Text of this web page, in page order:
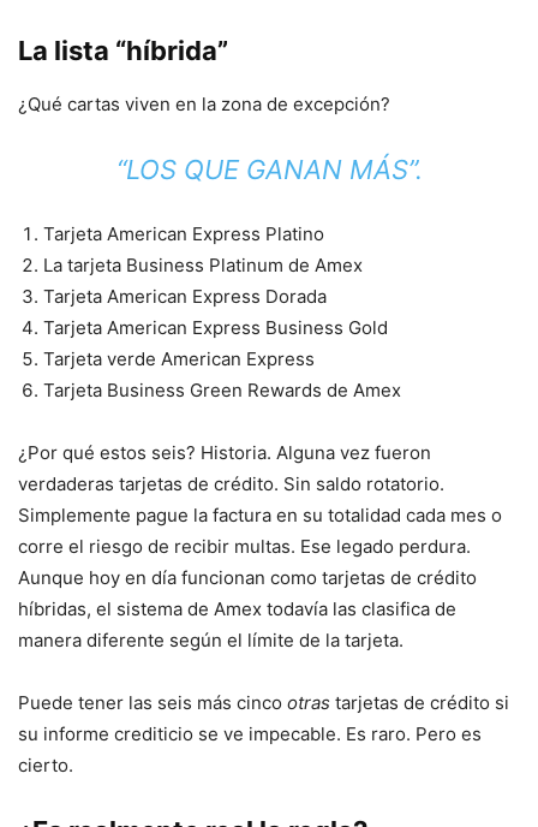
La lista “híbrida”
¿Qué cartas viven en la zona de excepción?
“LOS QUE GANAN MÁS”.
Tarjeta American Express Platino
La tarjeta Business Platinum de Amex
Tarjeta American Express Dorada
Tarjeta American Express Business Gold
Tarjeta verde American Express
Tarjeta Business Green Rewards de Amex
¿Por qué estos seis? Historia. Alguna vez fueron
verdaderas tarjetas de crédito. Sin saldo rotatorio.
Simplemente pague la factura en su totalidad cada mes o
corre el riesgo de recibir multas. Ese legado perdura.
Aunque hoy en día funcionan como tarjetas de crédito
híbridas, el sistema de Amex todavía las clasifica de
manera diferente según el límite de la tarjeta.
Puede tener las seis más cinco otras tarjetas de crédito si
su informe crediticio se ve impecable. Es raro. Pero es
cierto.